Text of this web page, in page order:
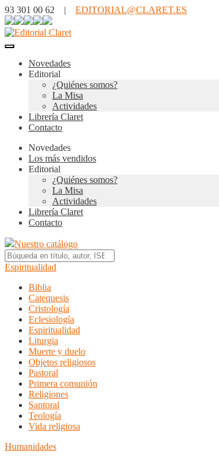
93 301 00 62 | EDITORIAL@CLARET.ES
Novedades
Editorial
¿Quiénes somos?
La Misa
Actividades
Librería Claret
Contacto
Novedades
Los más vendidos
Editorial
¿Quiénes somos?
La Misa
Actividades
Librería Claret
Contacto
Nuestro catálogo
Espiritualidad
Biblia
Catequesis
Cristología
Eclesiología
Espiritualidad
Liturgia
Muerte y duelo
Objetos religiosos
Pastoral
Primera comunión
Religiones
Santoral
Teología
Vida religiosa
Humanidades